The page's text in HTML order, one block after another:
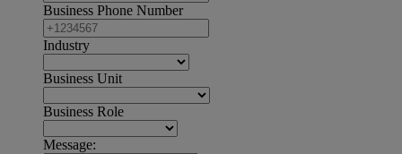
Business Phone Number
Industry
Business Unit
Business Role
Message: